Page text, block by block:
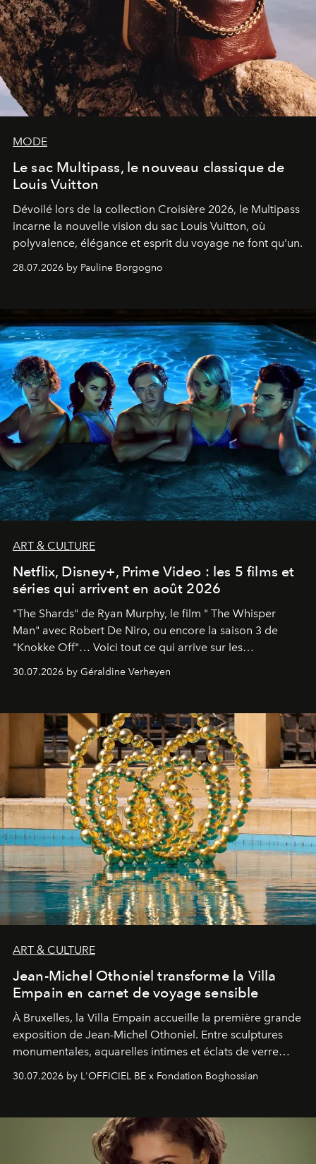
MODE
Le sac Multipass, le nouveau classique de
Louis Vuitton
Dévoilé lors de la collection Croisière 2026, le Multipass
incarne la nouvelle vision du sac Louis Vuitton, où
polyvalence, élégance et esprit du voyage ne font qu'un.
28.07.2026 by Pauline Borgogno
ART & CULTURE
Netflix, Disney+, Prime Video : les 5 films et
séries qui arrivent en août 2026
"The Shards" de Ryan Murphy, le film " The Whisper
Man" avec Robert De Niro, ou encore la saison 3 de
"Knokke Off"… Voici tout ce qui arrive sur les
30.07.2026 by Géraldine Verheyen
ART & CULTURE
Jean-Michel Othoniel transforme la Villa
Empain en carnet de voyage sensible
À Bruxelles, la Villa Empain accueille la première grande
exposition de Jean-Michel Othoniel. Entre sculptures
monumentales, aquarelles intimes et éclats de verre
émotionnel où chaque œuvre devient le souvenir
émerveillement.
30.07.2026 by L'OFFICIEL BE x Fondation Boghossian